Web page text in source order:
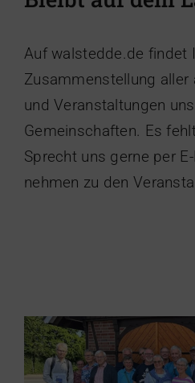
Auf walstedde.de findet
Zusammenstellung aller
und Veranstaltungen
Gemeinschaften. Es
Sprecht uns gerne per
nehmen zu den